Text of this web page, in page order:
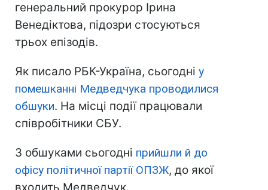
генеральний прокурор Ірина
Венедіктова, підозри стосуються
трьох епізодів.
Як писало РБК-Україна, сьогодні у
помешканні Медведчука проводилися
обшуки. На місці події працювали
співробітники СБУ.
З обшуками сьогодні прийшли й до
офісу політичної партії ОПЗЖ, до якої